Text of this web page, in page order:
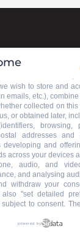
wish to store and
emails, etc.),
collected on
or obtained later,
browsing,
addresses and
developing and
across your devices
audio, and
and analysing
withdraw your
"set detailed
to consent.
powered by